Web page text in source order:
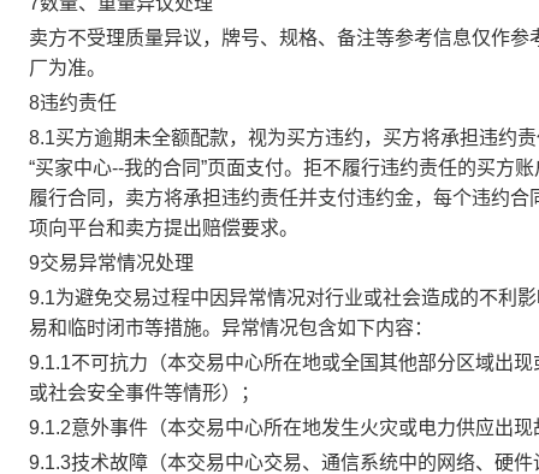
卖方不受理质量异议，牌号、规格、备注等参考信息仅作
厂为准。
8违约责任
8.1买方逾期未全额配款，视为买方违约，买方将承担违约
“买家中心--我的合同”页面支付。拒不履行违约责任的买方
履行合同，卖方将承担违约责任并支付违约金，每个违约
项向平台和卖方提出赔偿要求。
9交易异常情况处理
9.1为避免交易过程中因异常情况对行业或社会造成的不利
易和临时闭市等措施。异常情况包含如下内容：
9.1.1不可抗力（本交易中心所在地或全国其他部分区域出
或社会安全事件等情形）；
9.1.2意外事件（本交易中心所在地发生火灾或电力供应出
9.1.3技术故障（本交易中心交易、通信系统中的网络、硬